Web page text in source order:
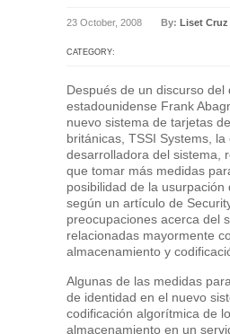
23 October, 2008 By: Liset Cruz
CATEGORY:
Después de un discurso del
estadounidense Frank
nuevo sistema de tarjetas
británicas, TSSI Systems, la
desarrolladora del sistema,
que tomar más medidas
posibilidad de la usurpación
según un artículo de
preocupaciones acerca del
relacionadas mayormente
almacenamiento y
Algunas de las medidas
de identidad en el nuevo
codificación algorítmica de
almacenamiento en un